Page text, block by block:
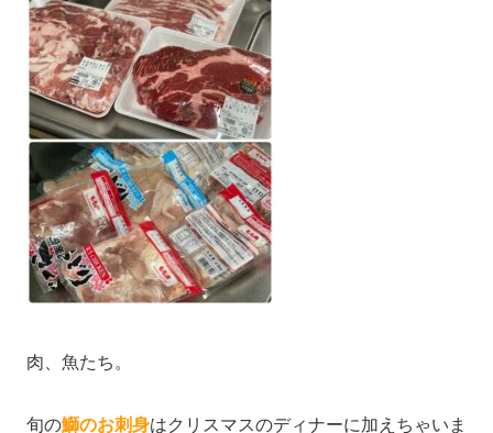
肉、魚たち。
旬の鰤のお刺身はクリスマスのディナーに加えちゃいま